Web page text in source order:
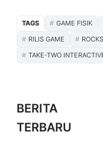
TAGS GAME FISIK
RILIS GAME
TAKE-TWO
BERITA
TERBARU